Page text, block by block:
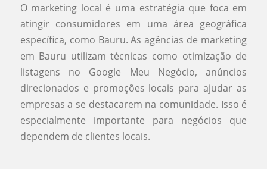
O marketing local é uma estratégia que foca em
atingir consumidores em uma área geográfica
específica, como Bauru. As agências de marketing
em Bauru utilizam técnicas como otimização de
listagens no Google Meu Negócio, anúncios
direcionados e promoções locais para ajudar as
empresas a se destacarem na comunidade. Isso é
especialmente importante para negócios que
dependem de clientes locais.